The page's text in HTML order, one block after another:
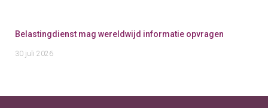
Belastingdienst mag wereldwijd informatie opvragen
30 juli 2026